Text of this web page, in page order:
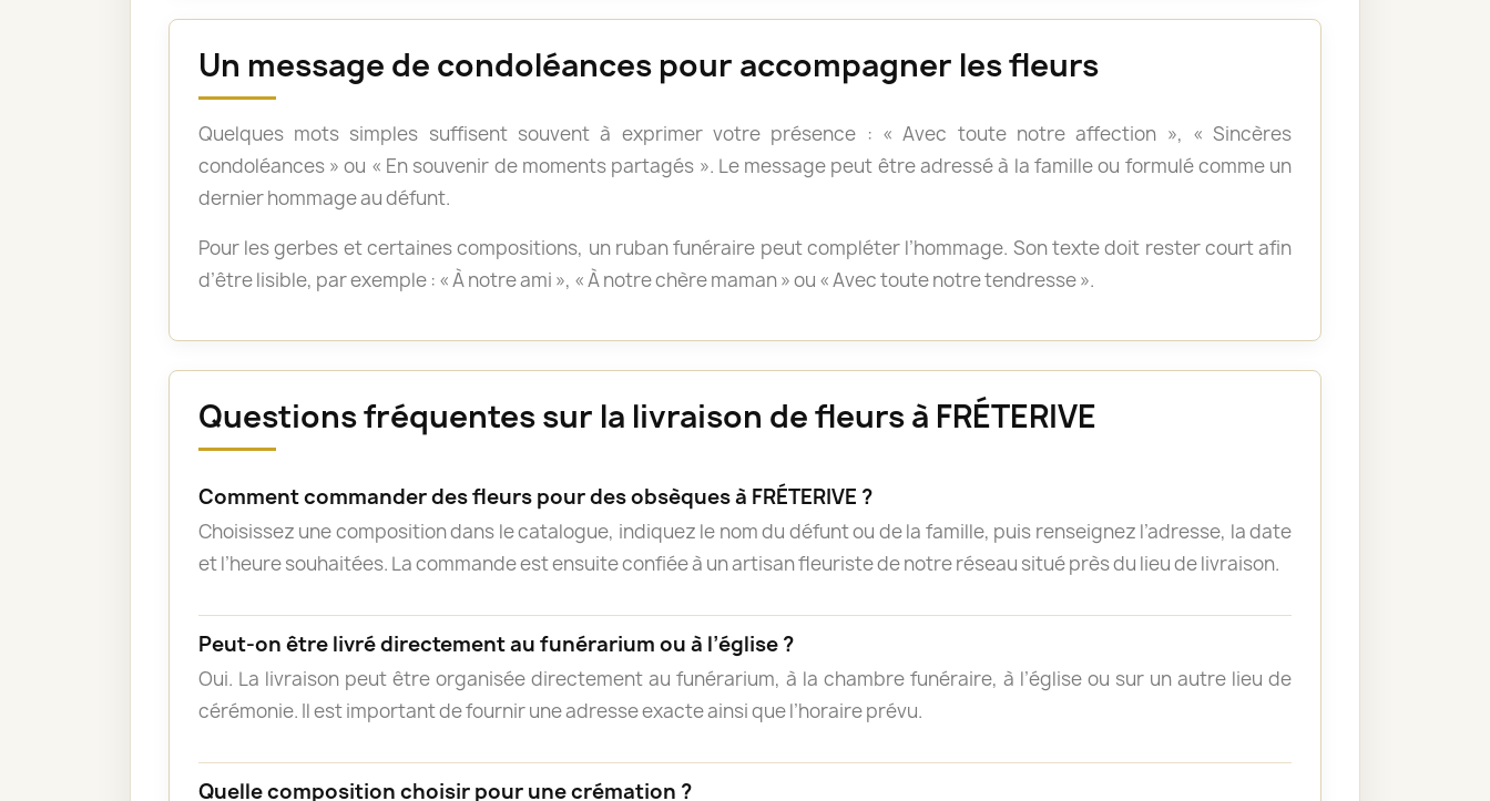
Un message de condoléances pour accompagner les fleurs
Quelques mots simples suffisent souvent à exprimer votre présence : « Avec toute notre affection », « Sincères
condoléances » ou « En souvenir de moments partagés ». Le message peut être adressé à la famille ou formulé comme un
dernier hommage au défunt.
Pour les gerbes et certaines compositions, un ruban funéraire peut compléter l’hommage. Son texte doit rester court afin
d’être lisible, par exemple : « À notre ami », « À notre chère maman » ou « Avec toute notre tendresse ».
Questions fréquentes sur la livraison de fleurs à FRÉTERIVE
Comment commander des fleurs pour des obsèques à FRÉTERIVE ?
Choisissez une composition dans le catalogue, indiquez le nom du défunt ou de la famille, puis renseignez l’adresse, la date
et l’heure souhaitées. La commande est ensuite confiée à un artisan fleuriste de notre réseau situé près du lieu de livraison.
Peut-on être livré directement au funérarium ou à l’église ?
Oui. La livraison peut être organisée directement au funérarium, à la chambre funéraire, à l’église ou sur un autre lieu de
cérémonie. Il est important de fournir une adresse exacte ainsi que l’horaire prévu.
Quelle composition choisir pour une crémation ?